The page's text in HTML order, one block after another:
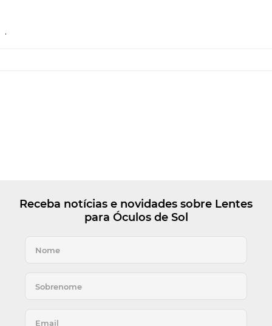
.
Receba notícias e novidades sobre Lentes
para Óculos de Sol